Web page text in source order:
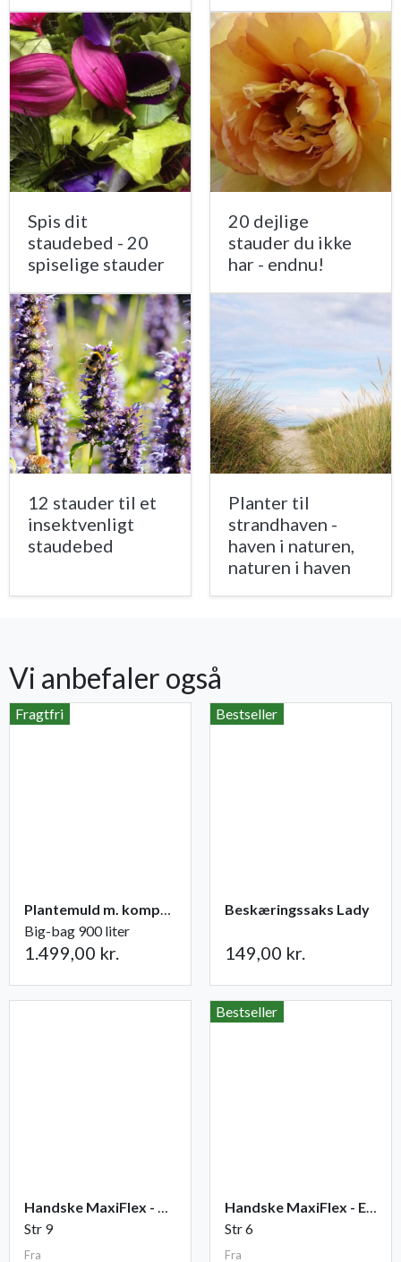
Spis dit
staudebed - 20
spiselige stauder
20 dejlige
stauder du ikke
har - endnu!
12 stauder til et
insektvenligt
staudebed
Planter til
strandhaven -
haven i naturen,
naturen i haven
Vi anbefaler også
Fragtfri
Plantemuld m. kompost fra Champost
Big-bag 900 liter
1.499,00 kr.
Bestseller
Beskæringssaks Lady
149,00 kr.
Handske MaxiFlex - Ultimate
Str 9
Fra
Bestseller
Handske MaxiFlex - Endurance
Str 6
Fra